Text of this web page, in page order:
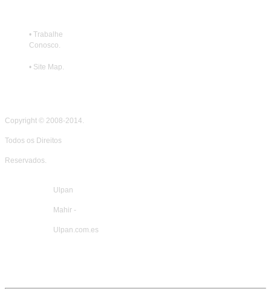
• Trabalhe
Conosco.
• Site Map.
Copyright © 2008-2014.
Todos os Direitos
Reservados.
Ulpan
Mahir -
Ulpan.com.es